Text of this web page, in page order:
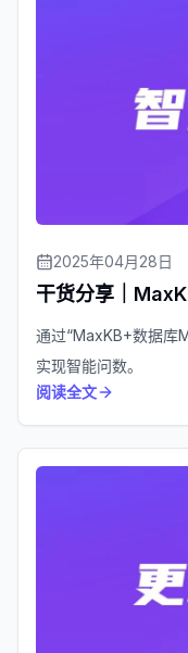
2025年04月28日
干货分享｜
通过“MaxKB+数据库
实现智能问数。
阅读全文